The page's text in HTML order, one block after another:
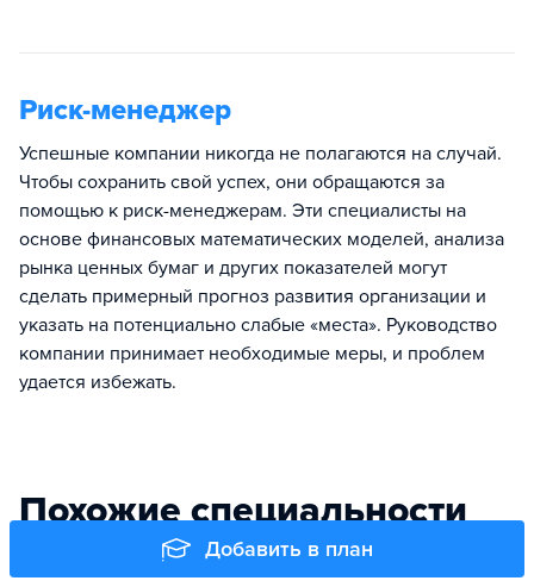
Добавить в план
Риск-менеджер
Успешные компании никогда не полагаются на случай.
Чтобы сохранить свой успех, они обращаются за
помощью к риск-менеджерам. Эти специалисты на
основе финансовых математических моделей, анализа
рынка ценных бумаг и других показателей могут
сделать примерный прогноз развития организации и
указать на потенциально слабые «места». Руководство
компании принимает необходимые меры, и проблем
удается избежать.
Похожие специальности